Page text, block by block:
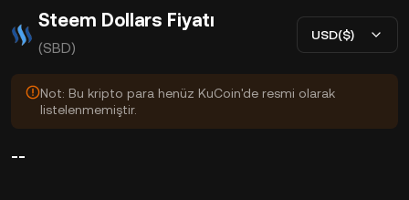
Steem Dollars Fiyatı
(SBD)
USD($)
Not: Bu kripto para henüz KuCoin'de resmi olarak
listelenmemiştir.
--